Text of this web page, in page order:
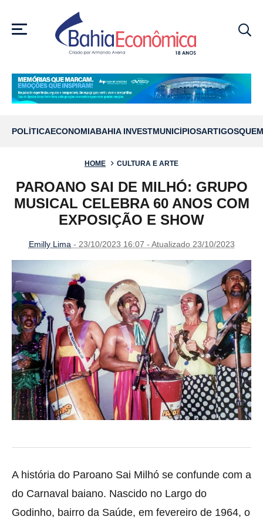
MENU
POLÍTICAECONOMIABAHIA INVESTMUNICÍPIOSARTIGOS
HOME CULTURA E ARTE
PAROANO SAI DE MILHÓ: GRUPO
MUSICAL CELEBRA 60 ANOS COM
EXPOSIÇÃO E SHOW
Emilly Lima - 23/10/2023 16:07 - Atualizado 23/10/2023
A história do Paroano Sai Milhó se confunde com a
do Carnaval baiano. Nascido no Largo do
Godinho, bairro da Saúde, em fevereiro de 1964, o